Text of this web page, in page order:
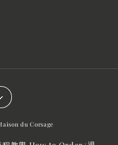
du Corsage